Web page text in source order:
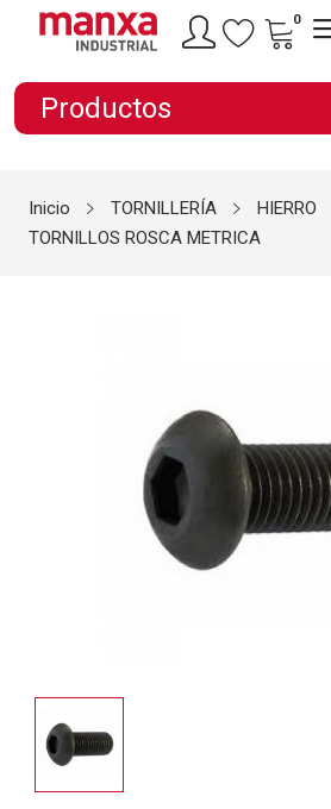
0
Productos
Inicio TORNILLERÍA
HIERRO
TORNILLOS ROSCA METRICA